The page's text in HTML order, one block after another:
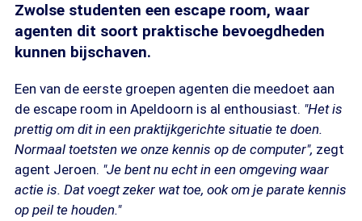
Zwolse studenten een escape room, waar
agenten dit soort praktische bevoegdheden
kunnen bijschaven.
Een van de eerste groepen agenten die meedoet aan
de escape room in Apeldoorn is al enthousiast. "Het is
prettig om dit in een praktijkgerichte situatie te doen.
Normaal toetsten we onze kennis op de computer", zegt
agent Jeroen. "Je bent nu echt in een omgeving waar
actie is. Dat voegt zeker wat toe, ook om je parate kennis
op peil te houden."